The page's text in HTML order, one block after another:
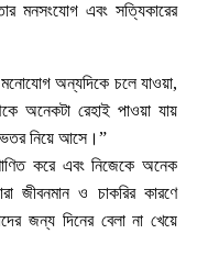
মনসংযোগ এবং সত্যিকারের
মনোযোগ অন্যদিকে চলে যাওয়া,
অনেকটা রেহাই পাওয়া যায়
নিয়ে আসে।”
করে এবং নিজেকে অনেক
জীবনমান ও চাকরির কারণে
জন্য দিনের বেলা না খেয়ে